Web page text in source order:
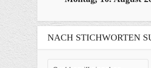
NACH STICHWORTEN